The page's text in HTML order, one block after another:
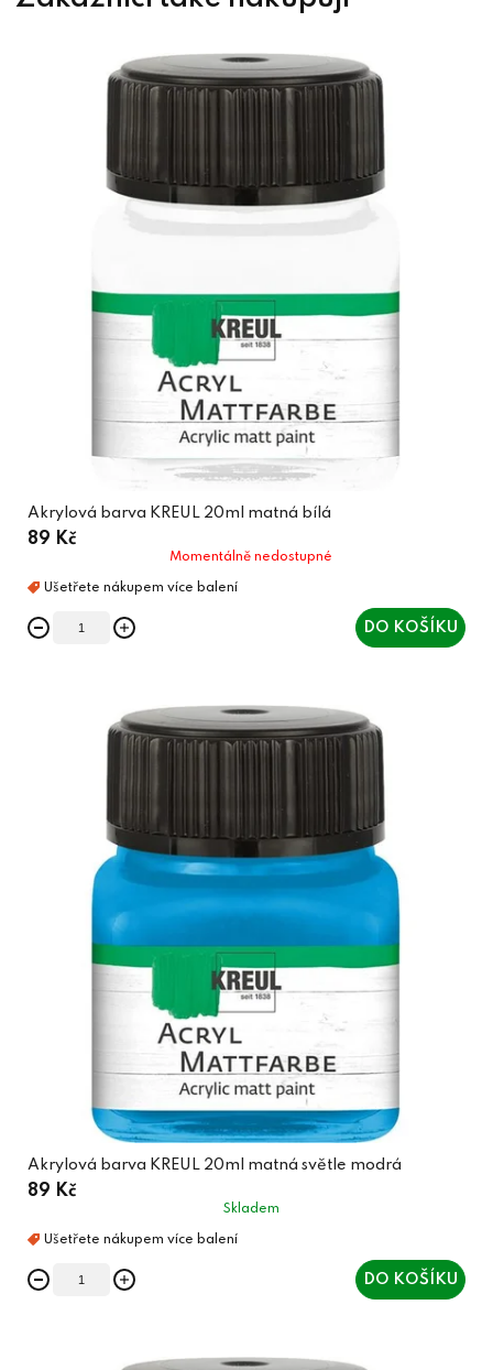
Akrylová barva KREUL 20ml matná bílá
89 Kč
Momentálně nedostupné
DO KOŠÍKU
Akrylová barva KREUL 20ml matná světle modrá
89 Kč
Skladem
DO KOŠÍKU